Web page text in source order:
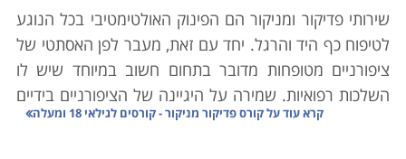
שירותי פדיקור ומניקור הם הפינוק האולטימטיבי בכל הנוגע
לטיפוח כף היד והרגל. יחד עם זאת, מעבר לפן האסתטי של
ציפורניים מטופחות מדובר בתחום חשוב במיוחד שיש לו
השלכות רפואיות. שמירה על היגיינה של הציפורניים בידיים
וברגליים היא בעלת השלכות רפואיות ולכם גם גברים וגם
קרא עוד עלקורס פדיקור מניקור - קורסים לגילאי 18 ומעלה